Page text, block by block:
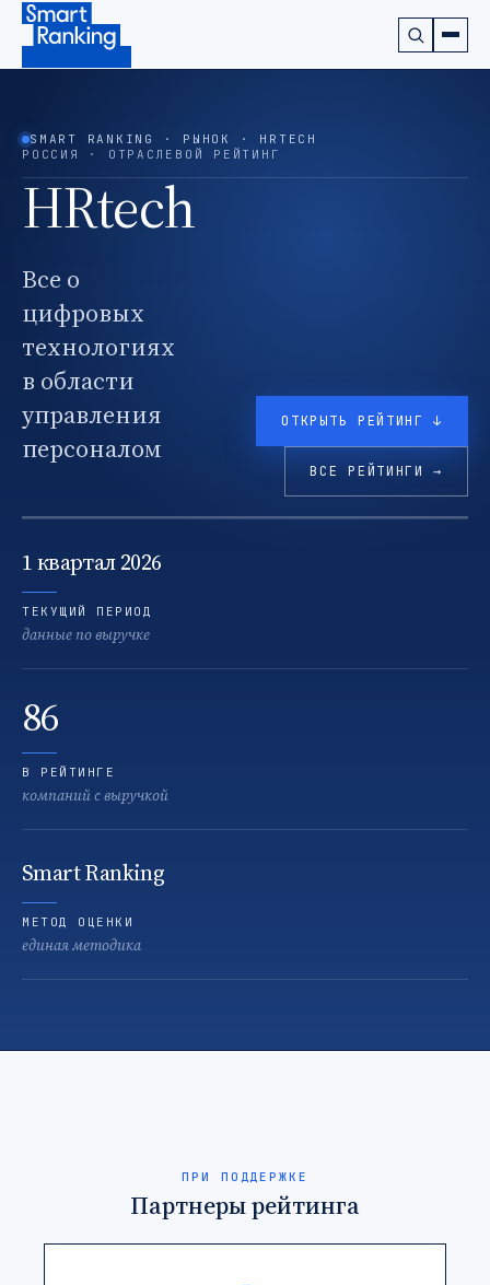
Подписаться на наш канал в Telegram (откроется в
SMART RANKING · РЫНОК · HRTECH
РОССИЯ · ОТРАСЛЕВОЙ РЕЙТИНГ
HRtech
Все о
цифровых
технологиях
в области
управления
персоналом
ОТКРЫТЬ РЕЙТИНГ ↓
ВСЕ РЕЙТИНГИ →
1 квартал 2026
ТЕКУЩИЙ ПЕРИОД
данные по выручке
86
В РЕЙТИНГЕ
компаний с выручкой
Smart Ranking
МЕТОД ОЦЕНКИ
единая методика
ПРИ ПОДДЕРЖКЕ
Партнеры рейтинга